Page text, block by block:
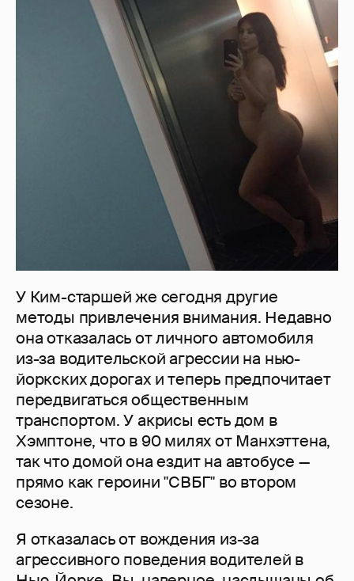
У Ким-старшей же сегодня другие
методы привлечения внимания. Недавно
она отказалась от личного автомобиля
из-за водительской агрессии на нью-
йоркских дорогах и теперь предпочитает
передвигаться общественным
транспортом. У акрисы есть дом в
Хэмптоне, что в 90 милях от Манхэттена,
так что домой она ездит на автобусе —
прямо как героини "СВБГ" во втором
сезоне.
Я отказалась от вождения из-за
агрессивного поведения водителей в